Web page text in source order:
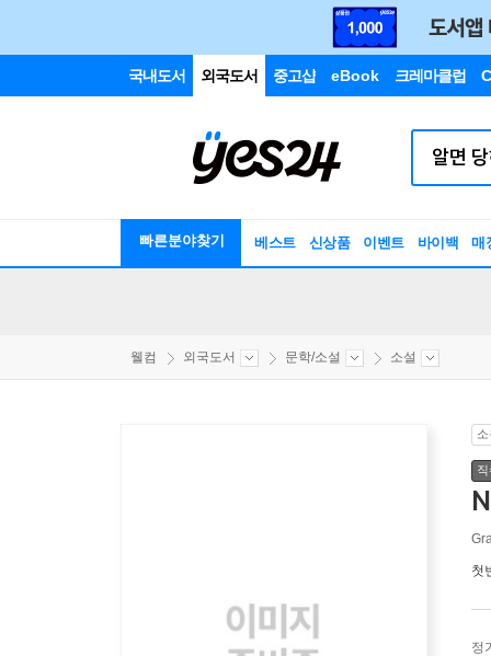
국내도서 외국도서 중고샵 eBook 크레마클럽
빠른분야찾기 베스트 신상품 이벤트 바이백 매
웰컴 외국도서 문학/소설 소설
첫
정